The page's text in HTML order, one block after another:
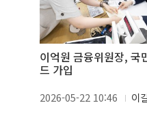
이억원 금융위원장, 국
드 가입
2026-05-22 10:46 이